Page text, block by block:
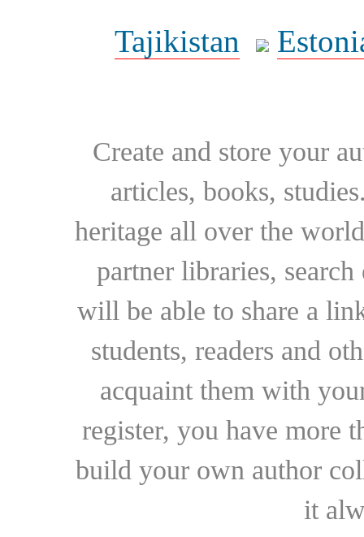
Tajikistan
Create and store your
articles, books,
heritage all over the
partner libraries,
will be able to share a
students, readers and
acquaint them with
register, you have more
build your own author
it